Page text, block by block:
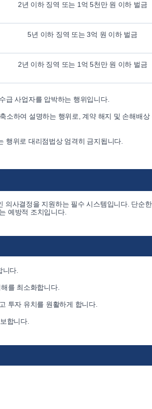
2년 이하 징역 또는 1억 5천만 원 이하 벌금
5년 이하 징역 또는 3억 원 이하 벌금
2년 이하 징역 또는 1억 5천만 원 이하 벌금
급 사업자를 압박하는 행위입니다.
소하여 설명하는 행위로, 계약 해지 및 손해배상
행위로 대리점법상 엄격히 금지됩니다.
의사결정을 지원하는 필수 시스템입니다. 단순
예방적 조치입니다.
다.
를 최소화합니다.
투자 유치를 원활하게 합니다.
합니다.